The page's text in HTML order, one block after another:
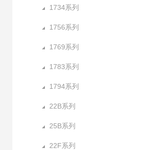
1734系列
1756系列
1769系列
1783系列
1794系列
22B系列
25B系列
22F系列